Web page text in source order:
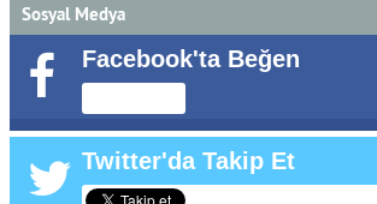
Sosyal Medya
Facebook'ta Beğen
Twitter'da Takip Et